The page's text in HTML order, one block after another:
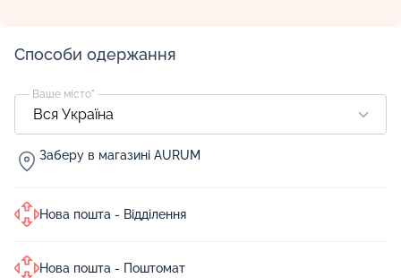
Способи одержання
Ваше місто*
Заберу в магазині AURUM
Нова пошта - Відділення
Нова пошта - Поштомат